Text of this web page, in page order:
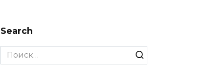
Search
Search
for: